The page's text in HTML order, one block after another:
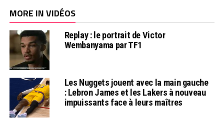
MORE IN VIDÉOS
Replay : le portrait de Victor
Wembanyama par TF1
Les Nuggets jouent avec la main gauche
: Lebron James et les Lakers à nouveau
impuissants face à leurs maîtres